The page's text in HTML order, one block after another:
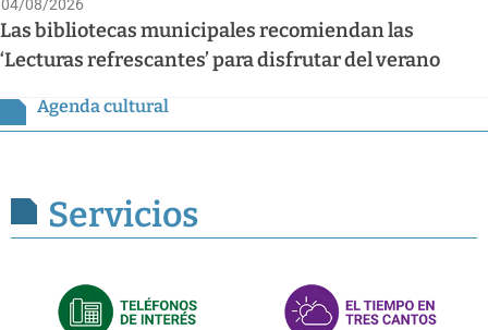
04/08/2026
Las bibliotecas municipales recomiendan las
‘Lecturas refrescantes’ para disfrutar del verano
Agenda cultural
Servicios